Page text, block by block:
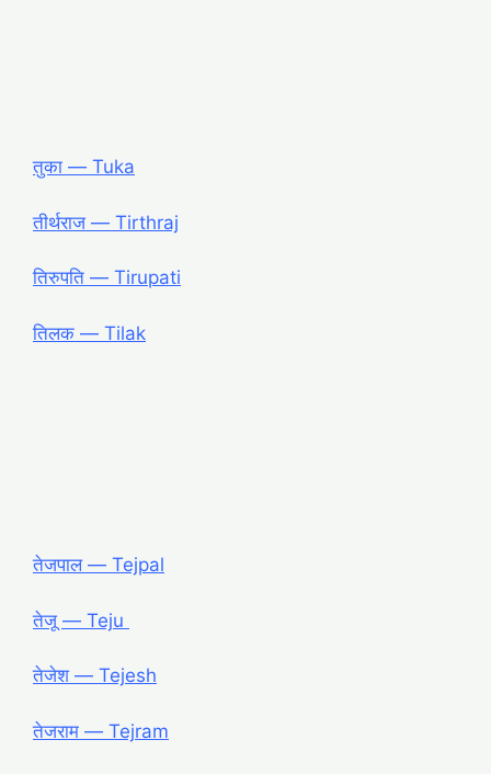
तुका ― Tuka
तीर्थराज ― Tirthraj
तिरुपति ― Tirupati
तिलक ― Tilak
तेजपाल ― Tejpal
तेजू ― Teju
तेजेश ― Tejesh
तेजराम ― Tejram